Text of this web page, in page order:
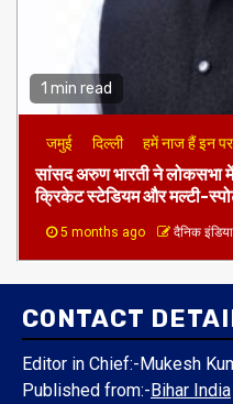
1 min read
जमुई दिल्ली हमें नाज हैं इन पर
​सांसद अरुण भारती ने लोकसभा
क्रिकेट स्टेडियम और मल्टी-
5 months ago दैनिक
CONTACT
Editor in Chief:-Mukesh
Published from:-Bihar India